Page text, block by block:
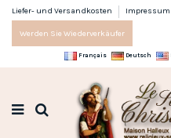
Liefer- und Versandkosten Impressum
Werden Sie Wiederverkäufer
Français Deutsch